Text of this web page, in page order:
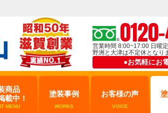
営業時間 8:00~17:00 日曜
野洲と大津は不
●お気軽にお
商品
載中！
MENU
塗装事例
WORKS
お客様の声
VOICE